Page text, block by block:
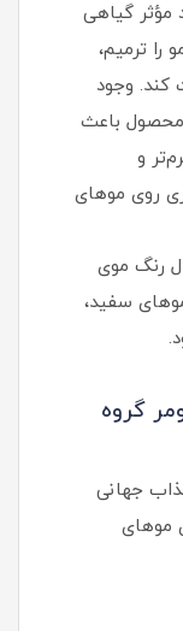
مؤثر گیاهی
را ترمیم،
وجود
محصول باعث
و
روی موهای
رنگ موی
سفید،
گروه
جهانی
موهای